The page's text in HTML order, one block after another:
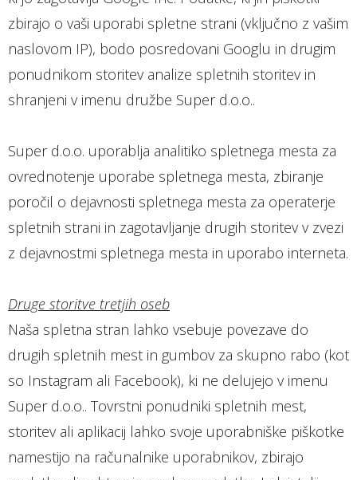
zbirajo o vaši uporabi spletne strani (vključno z vašim
naslovom IP), bodo posredovani Googlu in drugim
ponudnikom storitev analize spletnih storitev in
shranjeni v imenu družbe Super d.o.o..
Super d.o.o. uporablja analitiko spletnega mesta za
ovrednotenje uporabe spletnega mesta, zbiranje
poročil o dejavnosti spletnega mesta za operaterje
spletnih strani in zagotavljanje drugih storitev v zvezi
z dejavnostmi spletnega mesta in uporabo interneta.
Druge storitve tretjih oseb
Naša spletna stran lahko vsebuje povezave do
drugih spletnih mest in gumbov za skupno rabo (kot
so Instagram ali Facebook), ki ne delujejo v imenu
Super d.o.o.. Tovrstni ponudniki spletnih mest,
storitev ali aplikacij lahko svoje uporabniške piškotke
namestijo na računalnike uporabnikov, zbirajo